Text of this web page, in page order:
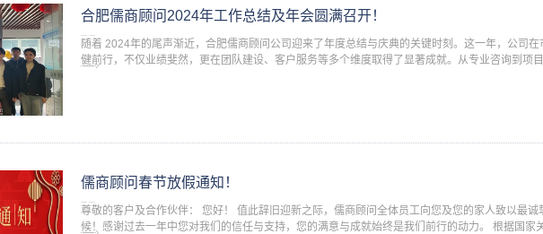
合肥儒商顾问2024年工作总结及年会圆满召开！
随着 2024年的尾声渐近，合肥儒商顾问公司迎来了年度总结与庆典的关键时刻。这一年，公司在
健前行，不仅业绩斐然，更在团队建设、客户服务等多个维度取得了显著成就。从专业咨询到项
儒商顾问春节放假通知！
尊敬的客户及合作伙伴： 您好！ 值此辞旧迎新之际，儒商顾问全体员工向您及您的家人致以最诚
候！感谢过去一年中您对我们的信任与支持，您的满意与成就始终是我们前行的动力。 根据国家